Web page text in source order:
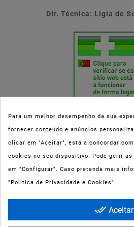
Dir. Técnica: Lígia de
Esta parafarmácia (Farmaoli) encontra-
(registo nº 00078/2020) para a
Sujeitos a Receita Médica (MNSRM) e
ao domicílio e através da internet. Os
Maia, Matosinhos, Gondomar e
Para um melhor desempenho da sua
fornecer conteúdo e anúncios
clicar em "Aceitar", está a concordar
cookies no seu dispositivo. Pode gerir
em "Configurar". Caso pretenda mais
"Política de Privacidade e Cookies".
done_all Aceitar